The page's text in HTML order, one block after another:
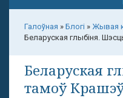
Галоўная » Блогі » Жывая
Беларуская глыбіня.
Беларуская
тамоў